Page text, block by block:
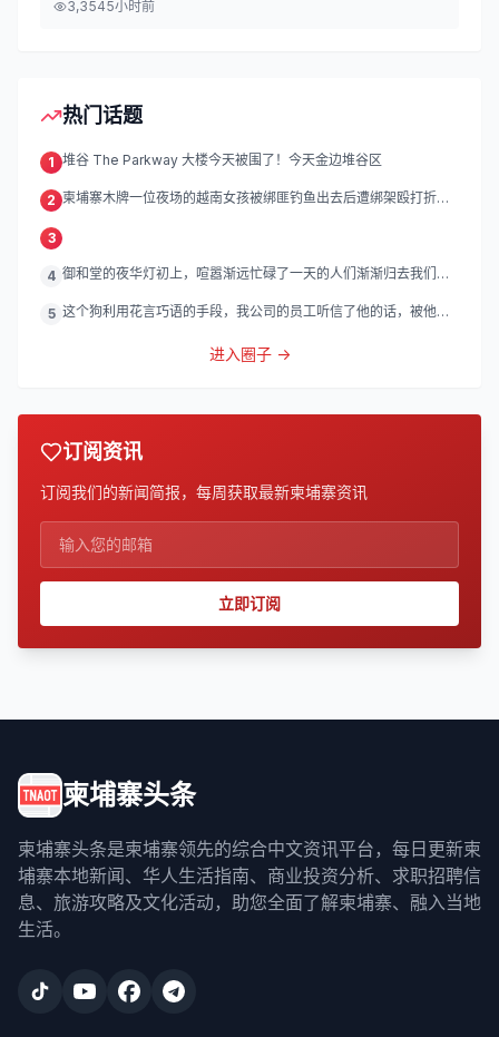
3,3545小时前
热门话题
1 堆谷 The Parkway 大楼今天被围了！今天金边堆谷区
2 柬埔寨木牌一位夜场的越南女孩被绑匪钓鱼出去后遭绑架殴打折
3
4 御和堂的夜华灯初上，喧嚣渐远忙碌了一天的人们渐渐归去我们的
5 这个狗利用花言巧语的手段，我公司的员工听信了他的话，被他带
进入圈子 →
订阅资讯
订阅我们的新闻简报，每周获取最新柬埔寨资讯
立即订阅
柬埔寨头条
柬埔寨头条是柬埔寨领先的综合中文资讯平台，每日更新柬
埔寨本地新闻、华人生活指南、商业投资分析、求职招聘信
息、旅游攻略及文化活动，助您全面了解柬埔寨、融入当地
生活。